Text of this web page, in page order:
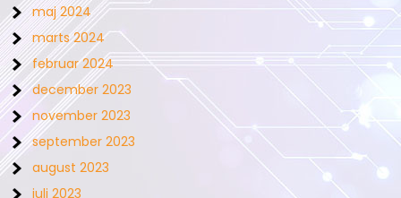
maj 2024
marts 2024
februar 2024
december 2023
november 2023
september 2023
august 2023
juli 2023